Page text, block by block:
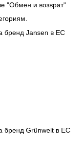
"Обмен и возврат"
бренд Jansen в ЕС
бренд Grünwelt в ЕС